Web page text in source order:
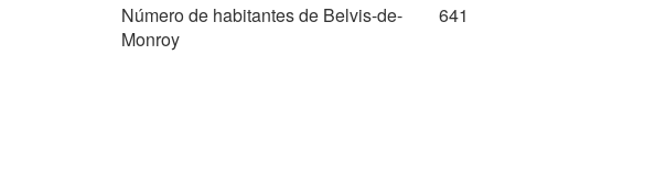
Número de habitantes de Belvis-de-
Monroy
641